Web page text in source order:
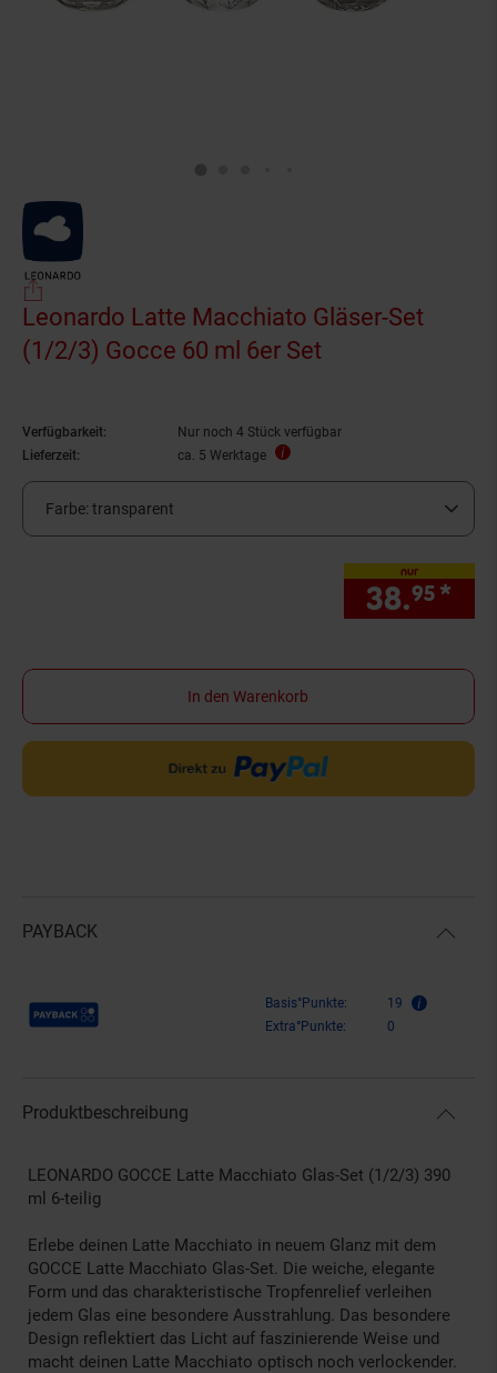
Leonardo Latte Macchiato Gläser-Set
(1/2/3) Gocce 60 ml 6er Set
Verfügbarkeit:
Nur noch 4 Stück verfügbar
Lieferzeit:
ca. 5 Werktage
Farbe: transparent
nur
38.95 *
In den Warenkorb
PAYBACK
Payback Punkte Basis°Punkte:
19
Extra°Punkte:
0
Produktbeschreibung
LEONARDO GOCCE Latte Macchiato Glas-Set (1/2/3) 390
ml 6-teilig
Erlebe deinen Latte Macchiato in neuem Glanz mit dem
GOCCE Latte Macchiato Glas-Set. Die weiche, elegante
Form und das charakteristische Tropfenrelief verleihen
jedem Glas eine besondere Ausstrahlung. Das besondere
Design reflektiert das Licht auf faszinierende Weise und
macht deinen Latte Macchiato optisch noch verlockender.